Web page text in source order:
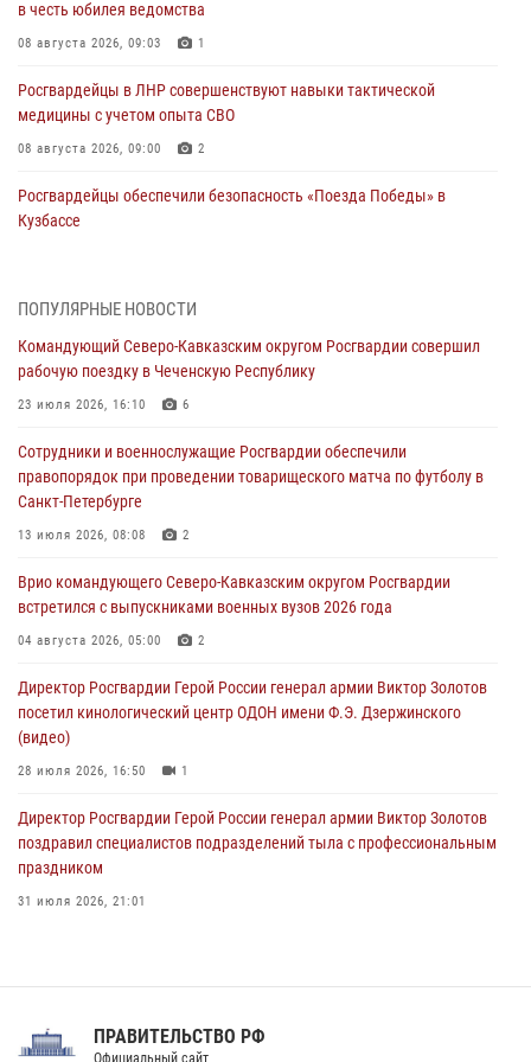
в честь юбилея ведомства
08 августа 2026, 09:03 1
Росгвардейцы в ЛНР совершенствуют навыки тактической
медицины с учетом опыта СВО
08 августа 2026, 09:00 2
Росгвардейцы обеспечили безопасность «Поезда Победы» в
Кузбассе
ОМОН «Ойрат» Управления Росгвардии по Республике Калмыкия
08 августа 2026, 07:00
В Кабардино-Балкарии сотрудники Росгвардии провели турнир по
08 августа 2026, 07:00
Военнослужащие Софринской бригады Росгвардии встретились с
участником патриотического проекта «Дорогой Ломоносова —
08 августа 2026, 07:00 2
В Москве росгвардейцы оказали помощь медикам и девушке с
08 августа 2026, 06:32 1
ПОПУЛЯРНЫЕ НОВОСТИ
Командующий Северо-Кавказским округом Росгвардии совершил
рабочую поездку в Чеченскую Республику
23 июля 2026, 16:10 6
Сотрудники и военнослужащие Росгвардии обеспечили
правопорядок при проведении товарищеского матча по футболу в
Санкт-Петербурге
13 июля 2026, 08:08 2
Врио командующего Северо-Кавказским округом Росгвардии
встретился с выпускниками военных вузов 2026 года
04 августа 2026, 05:00 2
Директор Росгвардии Герой России генерал армии Виктор Золотов
посетил кинологический центр ОДОН имени Ф.Э. Дзержинского
(видео)
28 июля 2026, 16:50 1
Директор Росгвардии Герой России генерал армии Виктор Золотов
поздравил специалистов подразделений тыла с профессиональным
праздником
31 июля 2026, 21:01
Праздник «Один день с Росгвардией» к 105-летию Центрального
ПРАВИТЕЛЬСТВО РФ
Официальный сайт